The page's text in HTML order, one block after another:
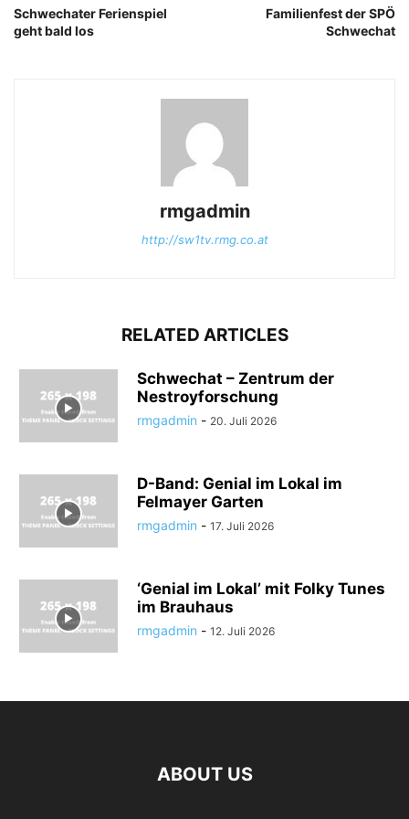
Schwechater Ferienspiel
geht bald los
Familienfest der SPÖ
Schwechat
rmgadmin
http://sw1tv.rmg.co.at
RELATED ARTICLES
Schwechat – Zentrum der
Nestroyforschung
rmgadmin - 20. Juli 2026
D-Band: Genial im Lokal im
Felmayer Garten
rmgadmin - 17. Juli 2026
‘Genial im Lokal’ mit Folky Tunes
im Brauhaus
rmgadmin - 12. Juli 2026
ABOUT US